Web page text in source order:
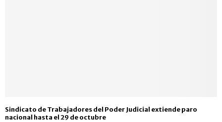
Sindicato de Trabajadores del Poder Judicial extiende paro
nacional hasta el 29 de octubre